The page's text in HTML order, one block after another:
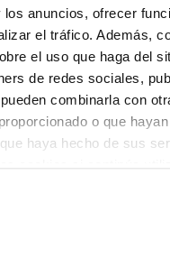
los anuncios, ofrecer
el tráfico. Además,
el uso que haga del
de redes sociales,
combinarla con
o que
haya hecho de sus